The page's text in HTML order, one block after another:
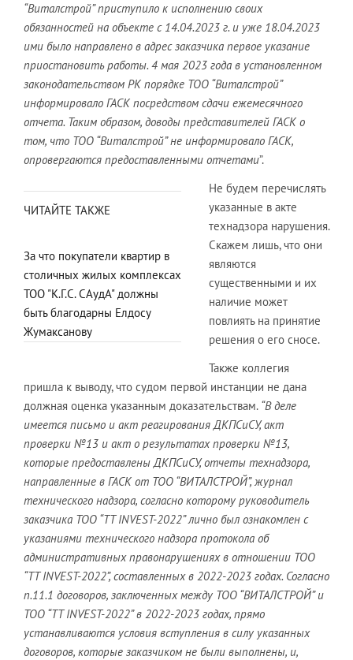
“Виталстрой” приступило к исполнению своих
обязанностей на объекте с 14.04.2023 г. и уже 18.04.2023
ими было направлено в адрес заказчика первое указание
приостановить работы. 4 мая 2023 года в установленном
законодательством РК порядке ТОО “Виталстрой”
информировало ГАСК посредством сдачи ежемесячного
отчета. Таким образом, доводы представителей ГАСК о
том, что ТОО “Виталстрой” не информировало ГАСК,
опровергаются предоставленными отчетами”.
ЧИТАЙТЕ ТАКЖЕ
За что покупатели квартир в
столичных жилых комплексах
ТОО "К.Г.С. САудА" должны
быть благодарны Елдосу
Жумаксанову
Не будем перечислять
указанные в акте
технадзора нарушения.
Скажем лишь, что они
являются
существенными и их
наличие может
повлиять на принятие
решения о его сносе.
Также коллегия
пришла к выводу, что судом первой инстанции не дана
должная оценка указанным доказательствам. “В деле
имеется письмо и акт реагирования ДКПСиСУ, акт
проверки №13 и акт о результатах проверки №13,
которые предоставлены ДКПСиСУ, отчеты технадзора,
направленные в ГАСК от ТОО “ВИТАЛСТРОЙ”, журнал
технического надзора, согласно которому руководитель
заказчика ТОО “TT INVEST-2022” лично был ознакомлен с
указаниями технического надзора протокола об
административных правонарушениях в отношении ТОО
“TT INVEST-2022”, составленных в 2022-2023 годах. Согласно
п.11.1 договоров, заключенных между ТОО “ВИТАЛСТРОЙ” и
ТОО “TT INVEST-2022” в 2022-2023 годах, прямо
устанавливаются условия вступления в силу указанных
договоров, которые заказчиком не были выполнены, и,